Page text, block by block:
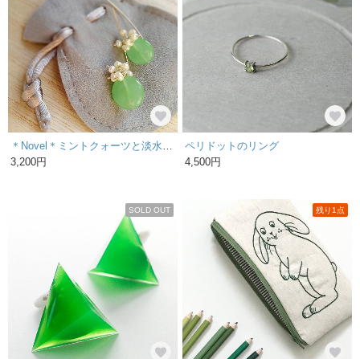
3,200円
ペリドットのリング
4,500円
SOLD OUT 残り1点